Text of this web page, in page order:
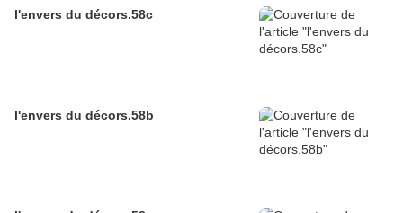
l'envers du décors.58c
l'envers du décors.58b